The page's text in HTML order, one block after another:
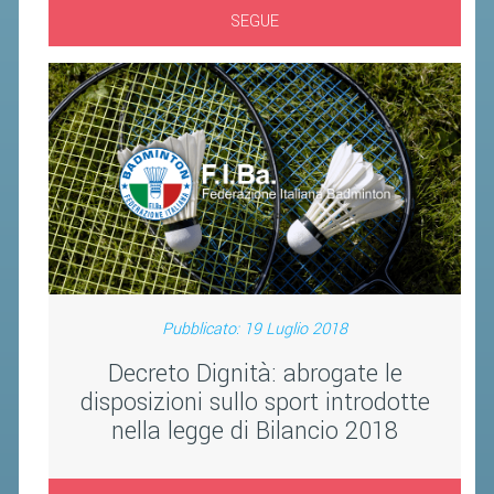
SEGUE
Pubblicato: 19 Luglio 2018
Decreto Dignità: abrogate le
disposizioni sullo sport introdotte
nella legge di Bilancio 2018
VOLA CON NOI
DIRIGENTI
CORSI
MATERIALE DIDATTICO
DOCUMENTAZIONE E RICERCA
CONVENZIONI UNIVERSITÀ
DOCENTI FORMATORI
(D)ISTANTI DI B@DMINTON
FEDERAZIONE TRASPARENTE
AMMISSIONE, AFFILIAZIONE E
E TESSERATI